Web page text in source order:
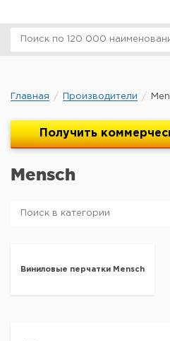
Главная Производители
Получить
Mensch
Виниловые перчатки Mensch